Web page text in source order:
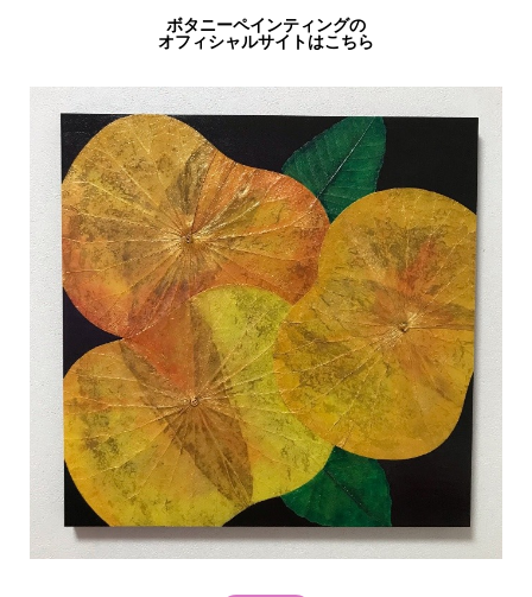
ボタニーペインティングの
オフィシャルサイトはこちら